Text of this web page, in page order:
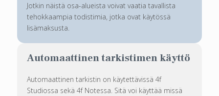
Jotkin näistä osa-alueista voivat vaatia tavallista
tehokkaampia todistimia, jotka ovat käytössä
lisämaksusta.
Automaattinen tarkistimen käyttö
Automaattinen tarkistin on käytettävissä 4f
Studiossa sekä 4f Notessa. Sitä voi käyttää missä